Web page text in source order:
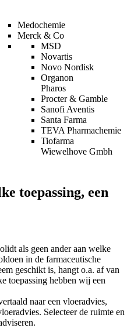
Medochemie
Merck & Co
MSD
Novartis
Novo Nordisk
Organon
Pharos
Procter & Gamble
Sanofi Aventis
Santa Farma
TEVA Pharmachemie
Tiofarma
Wiewelhove Gmbh
toepassing, een
als geen ander aan welke
in de farmaceutische
geschikt is, hangt o.a. af van
toepassing hebben wij een
naar een vloeradvies,
Selecteer de ruimte en